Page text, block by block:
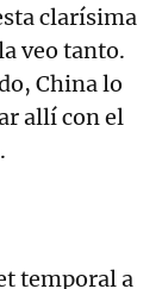
clarísima
veo tanto.
China lo
allí con el
temporal a